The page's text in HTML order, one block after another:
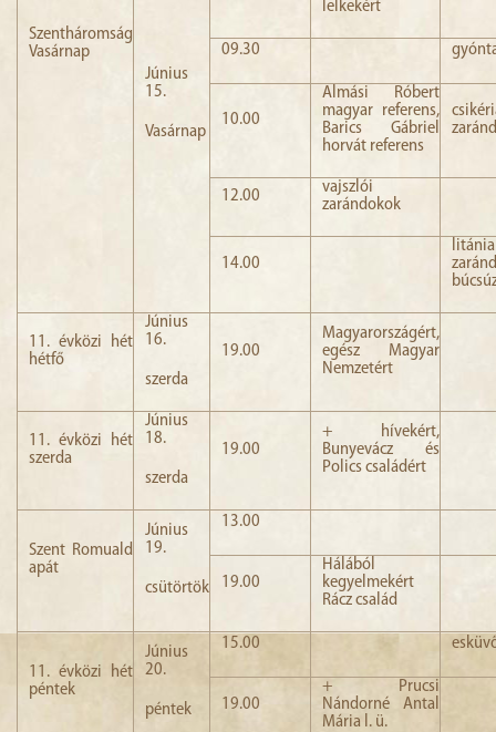
Szentháromság
Vasárnap
Június
15.
Vasárnap
lelkekért
09.30
10.00
Almási Róbert
magyar referens,
Barics Gábriel
horvát referens
12.00
vajszlói
zarándokok
14.00
litánia
11. évközi hét
hétfő
Június
16.
szerda
19.00
Magyarországért,
egész Magyar
Nemzetért
11. évközi hét
szerda
Június
18.
szerda
19.00
+ hívekért,
Bunyevácz és
Polics családért
Szent Romuald
apát
Június
19.
csütörtök
13.00
19.00
Hálából
kegyelmekért
Rácz család
11. évközi hét
péntek
Június
20.
péntek
15.00
19.00
+ Prucsi
Nándorné Antal
Mária l. ü.